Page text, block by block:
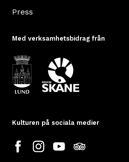
Press
Med verksamhetsbidrag från
Kulturen på sociala medier